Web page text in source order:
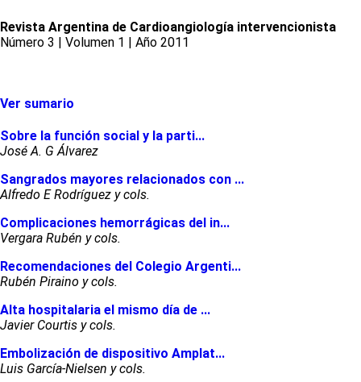
Revista Argentina de Cardioangiología intervencionista
Número 3 | Volumen 1 | Año 2011
Ver sumario
Sobre la función social y la parti...
José A. G Álvarez
Sangrados mayores relacionados con ...
Alfredo E Rodríguez y cols.
Complicaciones hemorrágicas del in...
Vergara Rubén y cols.
Recomendaciones del Colegio Argenti...
Rubén Piraino y cols.
Alta hospitalaria el mismo día de ...
Javier Courtis y cols.
Embolización de dispositivo Amplat...
Luis García-Nielsen y cols.